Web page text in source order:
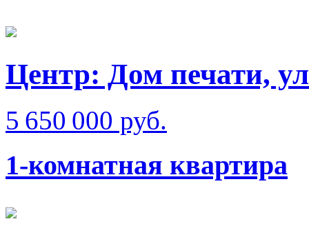
Центр: Дом печати,
5 650 000 руб.
1-комнатная квартира